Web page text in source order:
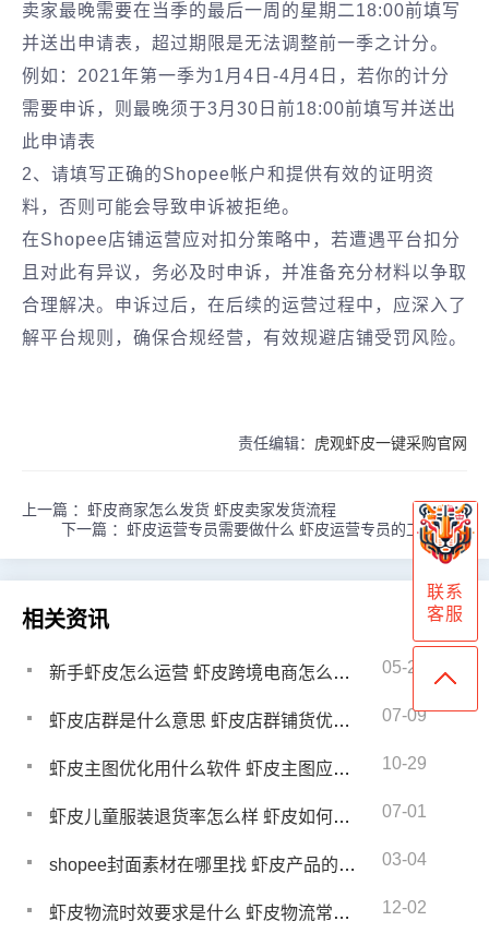
卖家最晚需要在当季的最后一周的星期二18:00前填写
并送出申请表，超过期限是无法调整前一季之计分。
例如：2021年第一季为1月4日-4月4日，若你的计分
需要申诉，则最晚须于3月30日前18:00前填写并送出
此申请表
2、请填写正确的Shopee帐户和提供有效的证明资
料，否则可能会导致申诉被拒绝。
在‌Shopee店铺运营应对扣分策略‌中，若遭遇平台扣分
且对此有异议，务必‌及时申诉‌，并‌准备充分材料‌以争取
合理解决。申诉过后，在后续的运营过程中，应‌深入了
解平台规则‌，确保‌合规经营‌，有效规避店铺受罚风险。
责任编辑： 虎观虾皮一键采购官网
上一篇 ： 虾皮商家怎么发货 虾皮卖家发货流程
下一篇 ： 虾皮运营专员需要做什么 虾皮运营专员的工作内容
相关资讯
新手虾皮怎么运营 虾皮跨境电商怎么来流量 05-22
虾皮店群是什么意思 虾皮店群铺货优缺点 07-09
虾皮主图优化用什么软件 虾皮主图应该注意什么 10-29
虾皮儿童服装退货率怎么样 虾皮如何降低退款退货率 07-01
shopee封面素材在哪里找 虾皮产品的图片尺寸是多少 03-04
虾皮物流时效要求是什么 虾皮物流常见问题有哪些 12-02
联系
客服